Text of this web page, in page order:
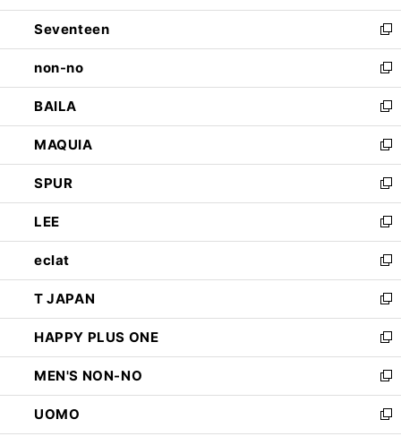
開
く
ウ
で
開
く
ン
ド
ウ
で
開
く
Seventeen
新
し
い
ウ
ィ
ン
ド
ウ
で
開
く
non-no
新
し
い
ウ
ィ
ン
ド
ウ
で
開
く
BAILA
新
し
い
ウ
ィ
ン
ド
ウ
で
開
く
MAQUIA
新
し
い
ウ
ィ
ン
ド
ウ
で
開
く
SPUR
新
し
い
ウ
ィ
ン
ド
ウ
で
開
く
LEE
新
し
い
ウ
ィ
ン
ド
ウ
で
開
く
eclat
新
し
い
ウ
ィ
ン
ド
ウ
で
開
T JAPAN
新
し
い
ウ
ィ
ン
ド
ウ
HAPPY PLUS ONE
新
し
い
ウ
ィ
ン
MEN'S NON-NO
新
し
い
ウ
UOMO
新
し